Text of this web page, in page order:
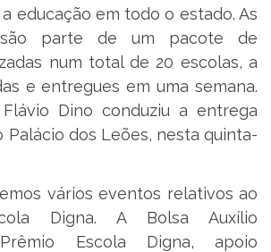
educação em todo o estado. As
são parte de um pacote de
num total de 20 escolas, a
e entregues em uma semana.
Dino conduziu a entrega
Palácio dos Leões, nesta quinta-
vários eventos relativos ao
Digna. A Bolsa Auxílio
Prêmio Escola Digna, apoio